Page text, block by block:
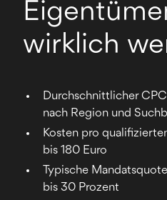
wirklich
Durchschnittlicher
nach Region und
Kosten pro
bis 180 Euro
Typische
bis 30 Prozent